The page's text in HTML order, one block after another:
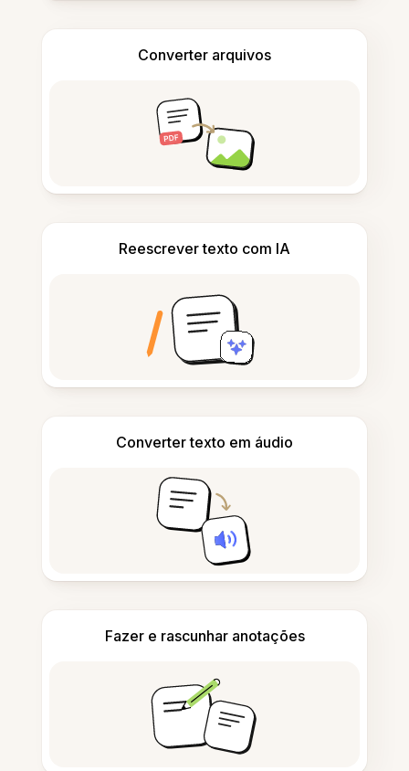
Converter arquivos
Reescrever texto com IA
Converter texto em áudio
Fazer e rascunhar anotações